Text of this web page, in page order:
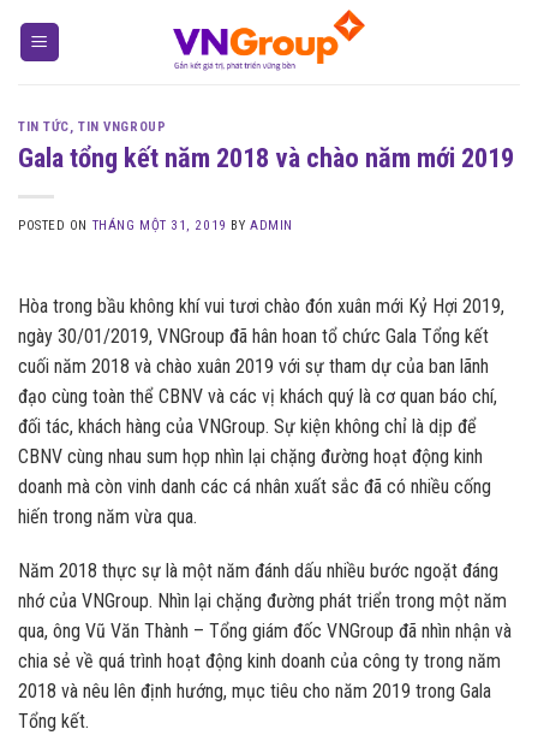
TIN TỨC,TIN VNGROUP
Gala tổng kết năm 2018 và chào năm mới 2019
POSTED ON THÁNG MỘT 31, 2019 BY ADMIN
Hòa trong bầu không khí vui tươi chào đón xuân mới Kỷ Hợi 2019,
ngày 30/01/2019, VNGroup đã hân hoan tổ chức Gala Tổng kết
cuối năm 2018 và chào xuân 2019 với sự tham dự của ban lãnh
đạo cùng toàn thể CBNV và các vị khách quý là cơ quan báo chí,
đối tác, khách hàng của VNGroup. Sự kiện không chỉ là dịp để
CBNV cùng nhau sum họp nhìn lại chặng đường hoạt động kinh
doanh mà còn vinh danh các cá nhân xuất sắc đã có nhiều cống
hiến trong năm vừa qua.
Năm 2018 thực sự là một năm đánh dấu nhiều bước ngoặt đáng
nhớ của VNGroup. Nhìn lại chặng đường phát triển trong một năm
qua, ông Vũ Văn Thành – Tổng giám đốc VNGroup đã nhìn nhận và
chia sẻ về quá trình hoạt động kinh doanh của công ty trong năm
2018 và nêu lên định hướng, mục tiêu cho năm 2019 trong Gala
Tổng kết.